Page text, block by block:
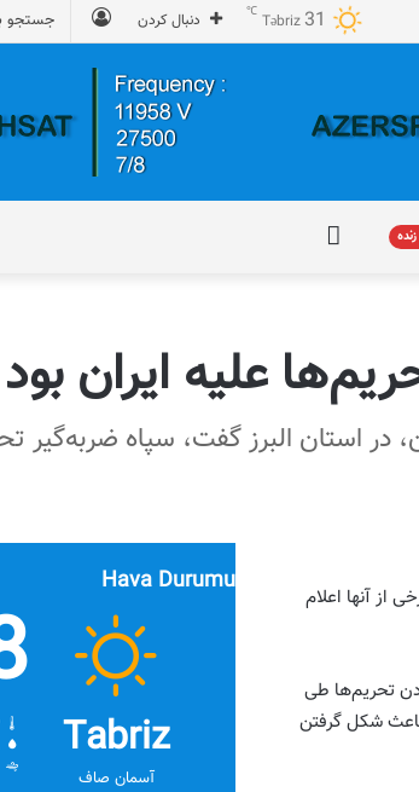
دنبال کردن Təbriz31
℃
علیه ایران بود
استان البرز گفت، سپاه ضربه‌گیر
از آنها اعلام
تحریم‌ها طی
کار باعث شکل گرفتن
Hava Durumu
Tabriz
آسمان صاف